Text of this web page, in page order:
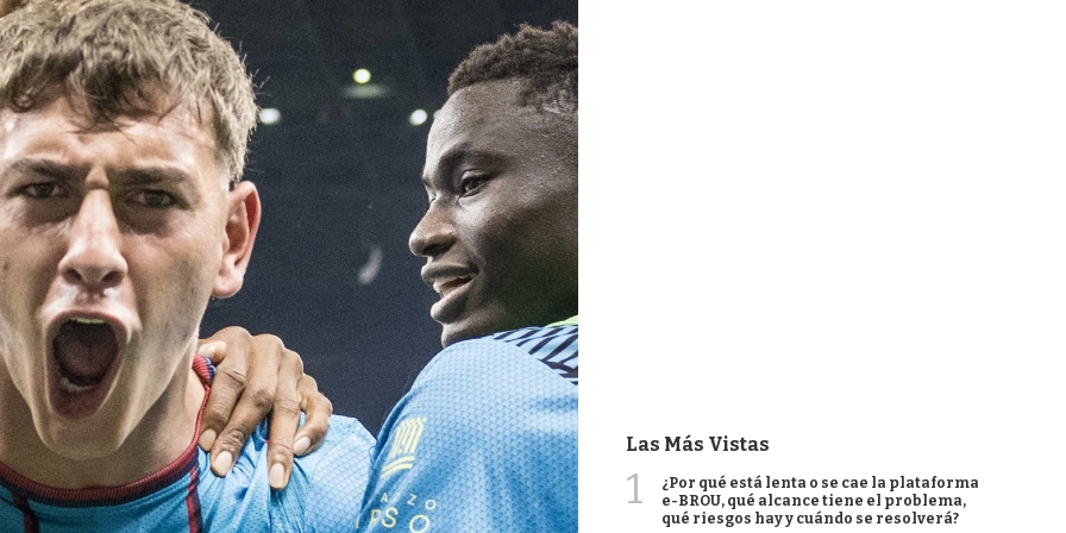
Las Más Vistas
1
¿Por qué está lenta o se cae la plataforma
e-BROU, qué alcance tiene el problema,
qué riesgos hay y cuándo se resolverá?